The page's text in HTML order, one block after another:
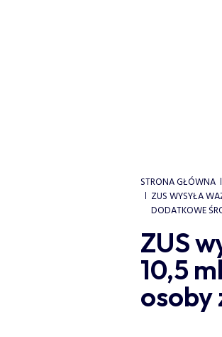
STRONA GŁÓWNA
ZUS WYSYŁA
DODATKOWE
ZUS
10,5
osoby